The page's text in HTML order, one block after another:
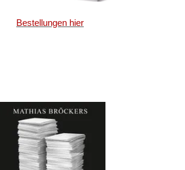
Bestellungen hier